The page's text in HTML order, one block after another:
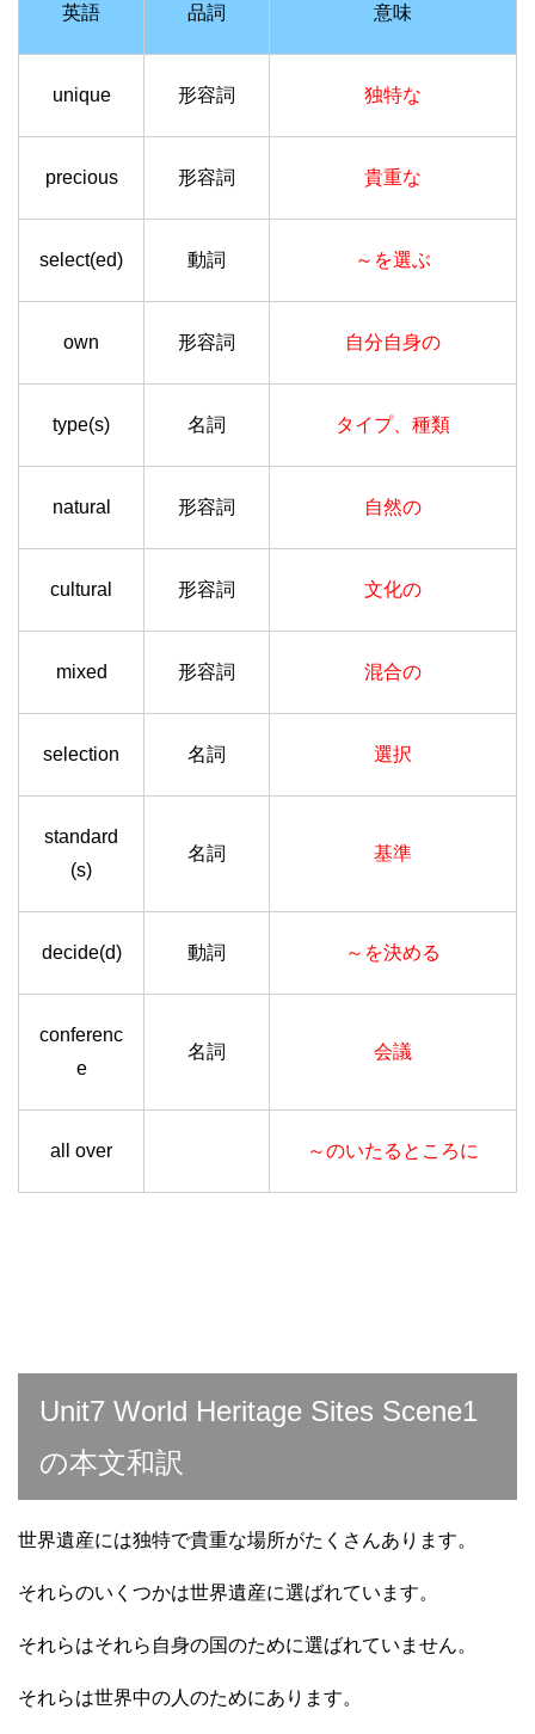
英語 品詞 意味
unique 形容詞 独特な
precious 形容詞 貴重な
select(ed) 動詞 ～を選ぶ
own 形容詞 自分自身の
type(s) 名詞 タイプ、種類
natural 形容詞 自然の
cultural 形容詞 文化の
mixed 形容詞 混合の
selection 名詞 選択
standard
(s)
名詞 基準
decide(d) 動詞 ～を決める
conferenc
e
名詞 会議
all over ～のいたるところに
Unit7 World Heritage Sites Scene1
の本文和訳
世界遺産には独特で貴重な場所がたくさんあります。
それらのいくつかは世界遺産に選ばれています。
それらはそれら自身の国のために選ばれていません。
それらは世界中の人のためにあります。